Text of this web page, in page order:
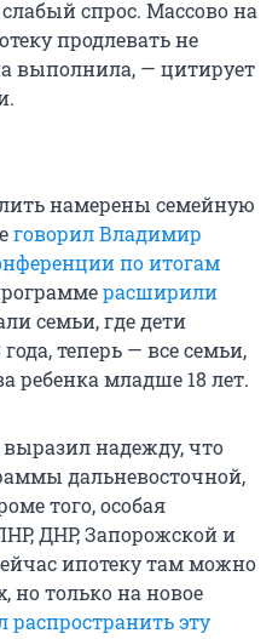
спрос. Массово на
продлевать не
выполнила, — цитирует
намерены семейную
говорил Владимир
по итогам
расширили
семьи, где дети
теперь — все семьи,
ребенка младше 18 лет.
надежду, что
дальневосточной,
того, особая
ДНР, Запорожской и
ипотеку там можно
но только на новое
эту